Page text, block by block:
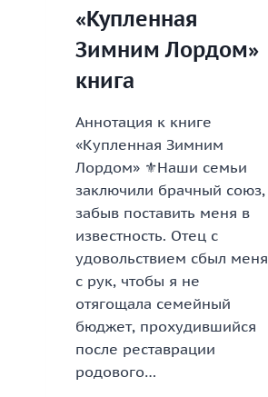
«Купленная
Зимним Лордом»
книга
Аннотация к книге
«Купленная Зимним
Лордом» ⚜️Наши семьи
заключили брачный союз,
забыв поставить меня в
известность. Отец с
удовольствием сбыл меня
с рук, чтобы я не
отягощала семейный
бюджет, прохудившийся
после реставрации
родового…